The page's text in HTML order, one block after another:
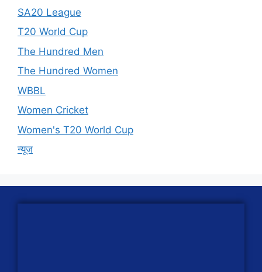
SA20 League
T20 World Cup
The Hundred Men
The Hundred Women
WBBL
Women Cricket
Women's T20 World Cup
न्यूज